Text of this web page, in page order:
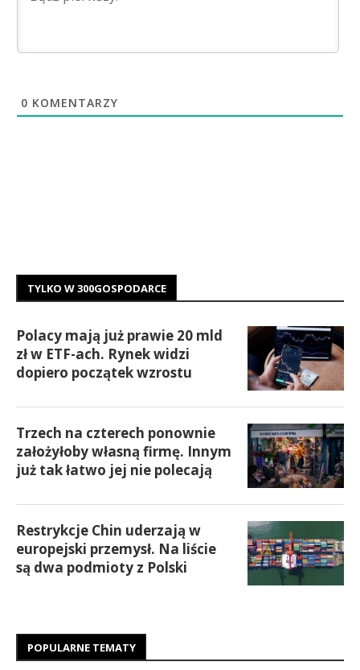
0 KOMENTARZY
TYLKO W 300GOSPODARCE
Polacy mają już prawie 20 mld
zł w ETF-ach. Rynek widzi
dopiero początek wzrostu
Trzech na czterech ponownie
założyłoby własną firmę. Innym
już tak łatwo jej nie polecają
Restrykcje Chin uderzają w
europejski przemysł. Na liście
są dwa podmioty z Polski
POPULARNE TEMATY